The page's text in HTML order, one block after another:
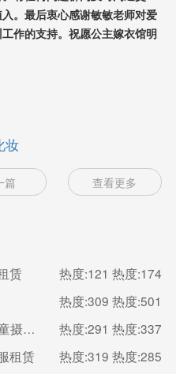
。最后衷心感谢敏敏老师对爱
作的支持。祝愿公主嫁衣馆明
妆
篇 查看更多
赁 热度:121 热度:174
热度:309 热度:501
内蒙古乌海艾拉婚纱米乐儿童摄影---婚礼跟妆
热度:291 热度:337
租赁
热度:319 热度:285